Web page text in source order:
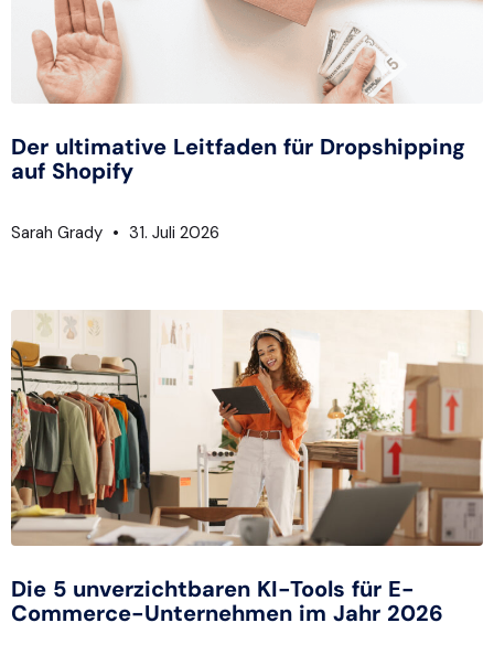
Der ultimative Leitfaden für Dropshipping
auf Shopify
Sarah Grady 31. Juli 2026
Die 5 unverzichtbaren KI-Tools für E-
Commerce-Unternehmen im Jahr 2026